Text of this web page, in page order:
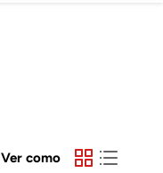
Ver como